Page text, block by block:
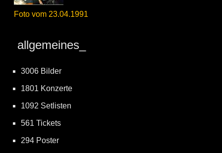
Foto vom 23.04.1991
allgemeines_
3006 Bilder
1801 Konzerte
1092 Setlisten
561 Tickets
294 Poster